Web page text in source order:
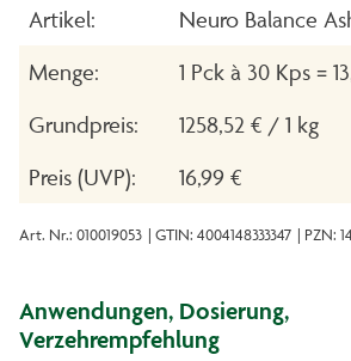
Artikel:
Neuro Balance
Menge:
1 Pck à 30 Kps =
Grundpreis:
1258,52 € / 1 kg
Preis (UVP):
16,99 €
Art. Nr.: 010019053 | GTIN: 4004148333347 | PZN:
Anwendungen, Dosierung,
Verzehrempfehlung